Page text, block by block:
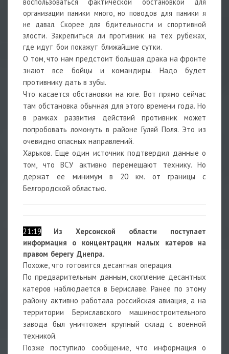
организации паники много, но поводов для паники я
не давал. Скорее для бдительности и спортивной
злости. Закрепиться ли противник на тех рубежах,
где идут бои покажут ближайшие сутки.
О том, что нам предстоит большая драка на фронте
знают все бойцы и командиры. Надо будет
противнику дать в зубы.
Что касается обстановки на юге. Вот прямо сейчас
там обстановка обычная для этого времени года. Но
в рамках развития действий противник может
попробовать ломонуть в районе Гуляй Поля. Это из
очевидно опасных направлений.
Харьков. Еще один источник подтвердил данные о
том, что ВСУ активно перемещают технику. Но
держат ее минимум в 20 км. от границы с
Белгородской областью.
21:19
Из Херсонской области поступает
информация о концентрации малых катеров на
правом берегу Днепра.
Похоже, что готовится десантная операция.
По предварительным данным, скопление десантных
катеров наблюдается в Бериславе. Ранее по этому
району активно работала российская авиация, а на
территории Бериславского машиностроительного
завода был уничтожен крупный склад с военной
техникой.
Позже поступило сообщение, что информация о